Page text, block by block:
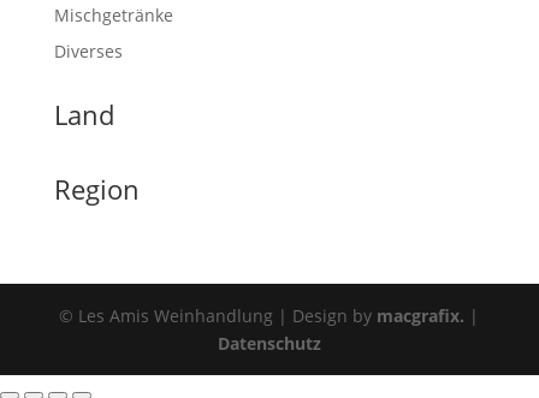
Mischgetränke
Diverses
Land
Region
© Les Amis Weinhandlung | Design by macgrafix. |
Datenschutz